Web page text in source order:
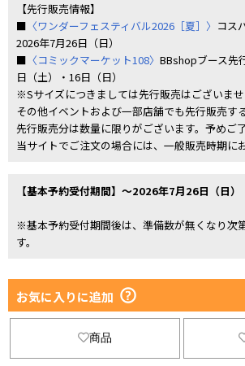
【先行販売情報】
■ 〈ワンダーフェスティバル2026［夏］〉 コス
2026年7月26日（日）
■ 〈コミックマーケット108〉 BBshopブース先
日（土）・16日（日）
※Sサイズにつきましては先行販売はございませ
その他イベントおよび一部店舗でも先行販売す
先行販売分は数量に限りがございます。予めご
当サイトでご注文の場合には、一般販売時期に
【基本予約受付期間】～2026年7月26日（日）
※基本予約受付期間後は、準備数が無くなり次
す。
お気に入りに追加
商品